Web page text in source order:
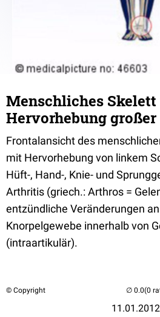
Menschliches
Hervorhebung großer
Frontalansicht des
mit Hervorhebung von linkem
Hüft-, Hand-, Knie- und
Arthritis (griech.: Arthros =
entzündliche Veränderungen
Knorpelgewebe innerhalb von
(intraartikulär).
© Copyright
11.01.2012
(0